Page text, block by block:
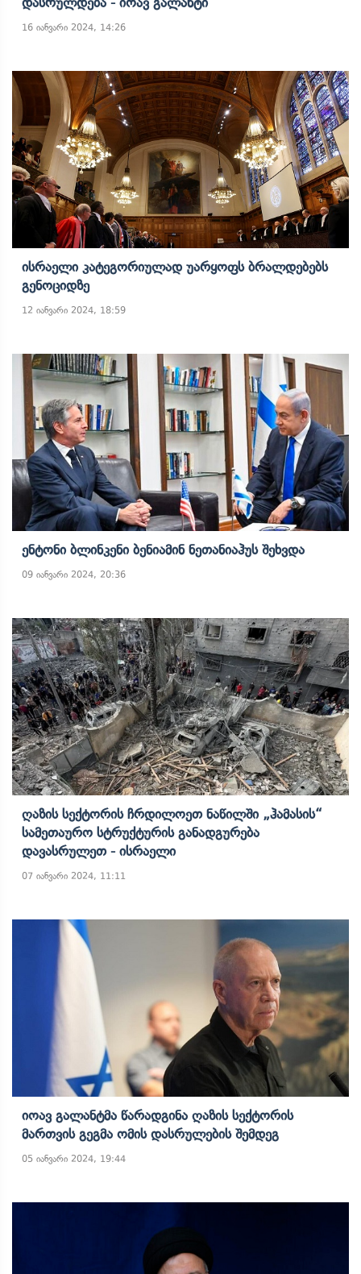
16 იანვარი 2024, 14:26
Ისრაელი Კატეგორიულად Უარყოფს Ბრალდებებს
Გენოციდზე
12 იანვარი 2024, 18:59
Ენტონი Ბლინკენი Ბენიამინ Ნეთანიაჰუს Შეხვდა
09 იანვარი 2024, 20:36
Ღაზის Სექტორის Ჩრდილოეთ Ნაწილში „ჰამასის“
Სამეთაურო Სტრუქტურის Განადგურება
Დავასრულეთ - Ისრაელი
07 იანვარი 2024, 11:11
Იოავ Გალანტმა Წარადგინა Ღაზის Სექტორის
Მართვის Გეგმა Ომის Დასრულების Შემდეგ
05 იანვარი 2024, 19:44